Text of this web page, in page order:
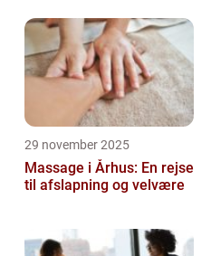
29 november 2025
Massage i Århus: En rejse
til afslapning og velvære